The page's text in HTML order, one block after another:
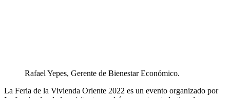
Rafael Yepes, Gerente de Bienestar Económico.
La Feria de la Vivienda Oriente 2022 es un evento organizado por